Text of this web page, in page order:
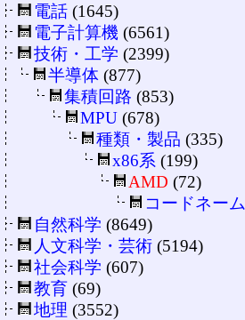
電話 (1645)
電子計算機 (6561)
技術・工学 (2399)
半導体 (877)
集積回路 (853)
MPU (678)
種類・製品 (335)
x86系 (199)
AMD (72)
コードネーム
自然科学 (8649)
人文科学・芸術 (5194)
社会科学 (607)
教育 (69)
地理 (3552)